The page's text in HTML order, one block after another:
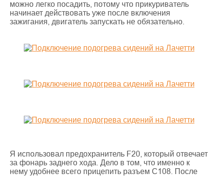
можно легко посадить, потому что прикуриватель
начинает действовать уже после включения
зажигания, двигатель запускать не обязательно.
Я использовал предохранитель F20, который отвечает
за фонарь заднего хода. Дело в том, что именно к
нему удобнее всего прицепить разъем С108. После